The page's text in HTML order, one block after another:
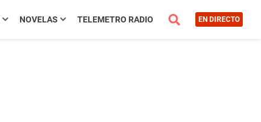
NOVELAS TELEMETRO RADIO EN DIRECTO